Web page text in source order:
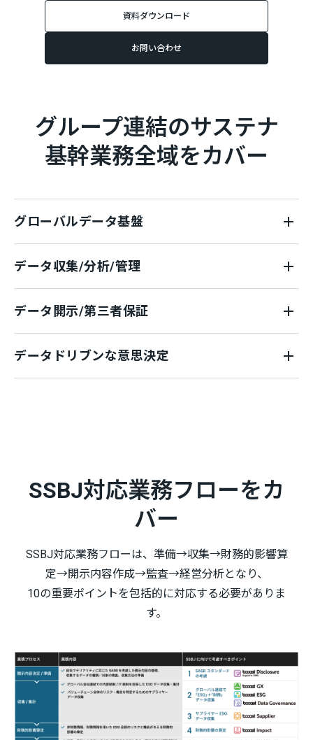
資料ダウンロード
お問い合わせ
グループ連結のサステナ
基幹業務全域をカバー
グローバルデータ基盤
データ収集/分析/管理
データ開示/第三者保証
データドリブンな意思決定
SSBJ対応業務フローをカ
バー
SSBJ対応業務フローは、準備→収集→財務的影響算
定→開示内容作成→監査→経営分析となり、
10の重要ポイントを包括的に対応する必要がありま
す。